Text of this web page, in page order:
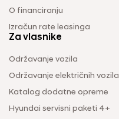
O financiranju
Izračun rate leasinga
Za vlasnike
Održavanje vozila
Održavanje električnih vozila
Katalog dodatne opreme
Hyundai servisni paketi 4+